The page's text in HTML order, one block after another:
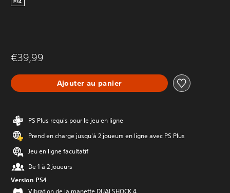
PS4
€39,99
Ajouter au panier
PS Plus requis pour le jeu en ligne
Prend en charge jusqu'à 2 joueurs en ligne avec PS Plus
Jeu en ligne facultatif
De 1 à 2 joueurs
Version PS4
Vibration de la manette DUALSHOCK 4